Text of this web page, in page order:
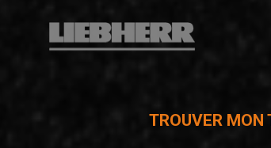
TROUVER MON